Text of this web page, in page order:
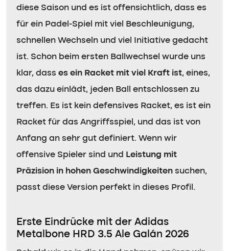
diese Saison und es ist offensichtlich, dass es
für ein Padel-Spiel mit viel Beschleunigung,
schnellen Wechseln und viel Initiative gedacht
ist. Schon beim ersten Ballwechsel wurde uns
klar, dass es ein Racket mit viel Kraft ist, eines,
das dazu einlädt, jeden Ball entschlossen zu
treffen. Es ist kein defensives Racket, es ist ein
Racket für das Angriffsspiel, und das ist von
Anfang an sehr gut definiert. Wenn wir
offensive Spieler sind und Leistung mit
Präzision in hohen Geschwindigkeiten suchen,
passt diese Version perfekt in dieses Profil.
Erste Eindrücke mit der Adidas
Metalbone HRD 3.5 Ale Galán 2026